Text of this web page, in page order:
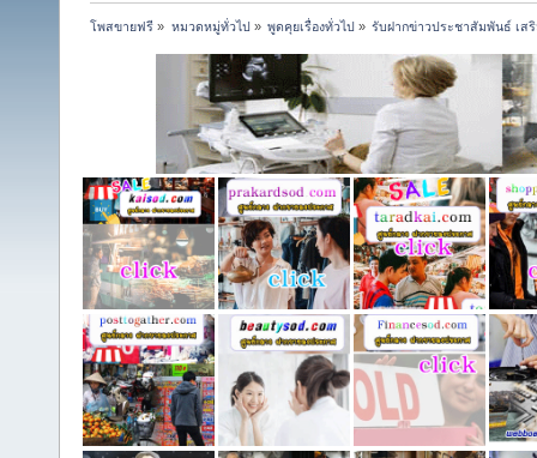
โพสขายฟรี » หมวดหมู่ทั่วไป» พูดคุยเรื่องทั่วไป» รับฝากข่าวประชาสัมพันธ์ เส